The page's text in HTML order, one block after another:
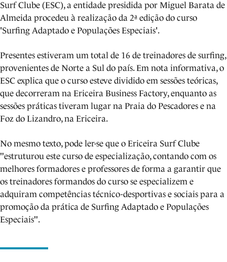
Surf Clube (ESC), a entidade presidida por Miguel Barata de
Almeida procedeu à realização da 2ª edição do curso
'Surfing Adaptado e Populações Especiais'.
Presentes estiveram um total de 16 de treinadores de surfing,
provenientes de Norte a Sul do país. Em nota informativa, o
ESC explica que o curso esteve dividido em sessões teóricas,
que decorreram na Ericeira Business Factory, enquanto as
sessões práticas tiveram lugar na Praia do Pescadores e na
Foz do Lizandro, na Ericeira.
No mesmo texto, pode ler-se que o Ericeira Surf Clube
"estruturou este curso de especialização, contando com os
melhores formadores e professores de forma a garantir que
os treinadores formandos do curso se especializem e
adquiram competências técnico-desportivas e sociais para a
promoção da prática de Surfing Adaptado e Populações
Especiais".